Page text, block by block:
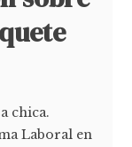
chica.
Laboral en